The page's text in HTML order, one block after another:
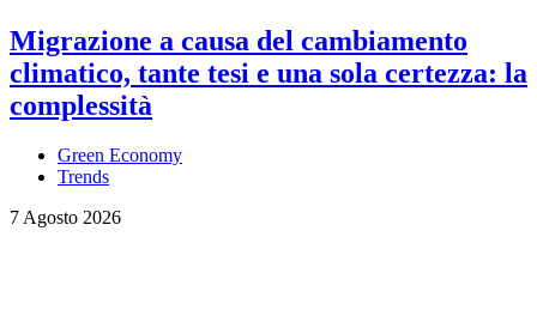
Migrazione a causa del cambiamento
climatico, tante tesi e una sola certezza: la
complessità
Green Economy
Trends
7 Agosto 2026